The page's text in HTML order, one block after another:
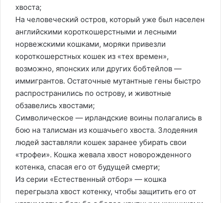
хвоста;
На человеческий остров, который уже был населен
английскими короткошерстными и лесными
норвежскими кошками, моряки привезли
короткошерстных кошек из «тех времен»,
возможно, японских или других бобтейлов —
иммигрантов. Остаточные мутантные гены быстро
распространились по острову, и животные
обзавелись хвостами;
Символическое — ирландские воины полагались в
бою на талисман из кошачьего хвоста. Злодеяния
людей заставляли кошек заранее убирать свои
«трофеи». Кошка жевала хвост новорожденного
котенка, спасая его от будущей смерти;
Из серии «Естественный отбор» — кошка
перегрызла хвост котенку, чтобы защитить его от